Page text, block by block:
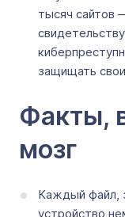
тысяч сайтов
защищать
Факты,
мозг
Каждый файл,
устройство